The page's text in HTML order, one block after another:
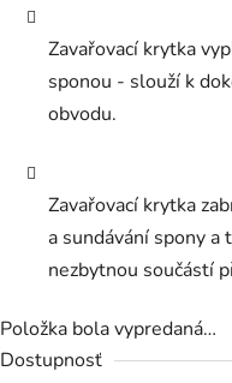
Zavařovací krytka
sponou - slouží k
obvodu.
Zavařovací krytka
a sundávání spony
nezbytnou součástí
Položka bola vypredaná…
Dostupnosť